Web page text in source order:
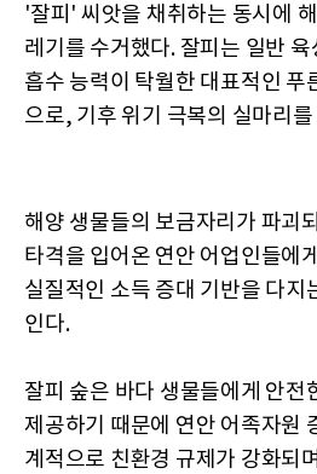
'잘피' 씨앗을 채취하는 동시에
레기를 수거했다. 잘피는 일반
흡수 능력이 탁월한 대표적인 푸
으로, 기후 위기 극복의 실마리
해양 생물들의 보금자리가 파괴
타격을 입어온 연안 어업인들에
실질적인 소득 증대 기반을 다지
인다.
잘피 숲은 바다 생물들에게 안전
제공하기 때문에 연안 어족자원
계적으로 친환경 규제가 강화되